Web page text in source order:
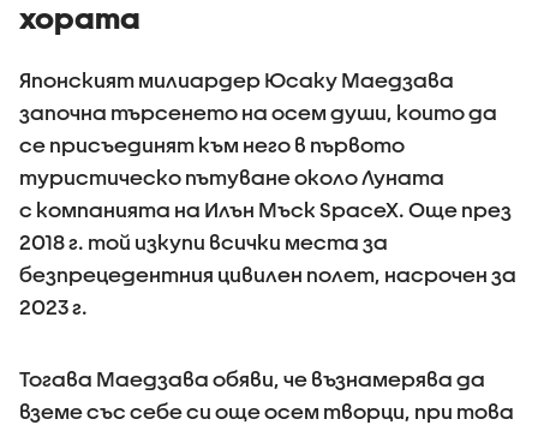
хората
Японският милиардер Юсаку Маедзава
започна търсенето на осем души, които да
се присъединят към него в първото
туристическо пътуване около Луната
с компанията на Илън Мъск SpaceX. Още през
2018 г. той изкупи всички места за
безпрецедентния цивилен полет, насрочен за
2023 г.
Тогава Маедзава обяви, че възнамерява да
вземе със себе си още осем творци, при това